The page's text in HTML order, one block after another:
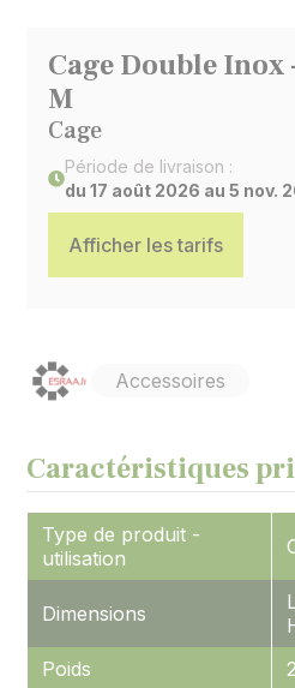
Cage Double
M
Cage
Période de livraison :
du 17 août 2026 au 5 nov.
Afficher les tarifs
Accessoires
Caractéristiques
Type de produit -
utilisation
Dimensions
Poids